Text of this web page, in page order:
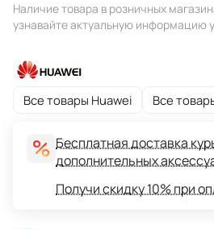
Наличие товара в розничных
узнавайте актуальную информацию
Все товары Huawei Все
Бесплатная доставка
дополнительных
Получи скидку 10% при